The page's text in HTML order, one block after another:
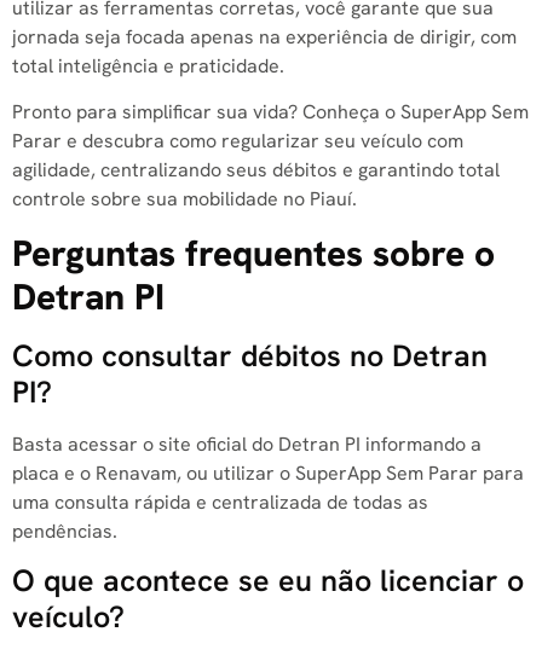
utilizar as ferramentas corretas, você garante que sua
jornada seja focada apenas na experiência de dirigir, com
total inteligência e praticidade.
Pronto para simplificar sua vida? Conheça o SuperApp Sem
Parar e descubra como regularizar seu veículo com
agilidade, centralizando seus débitos e garantindo total
controle sobre sua mobilidade no Piauí.
Perguntas frequentes sobre o
Detran PI
Como consultar débitos no Detran
PI?
Basta acessar o site oficial do Detran PI informando a
placa e o Renavam, ou utilizar o SuperApp Sem Parar para
uma consulta rápida e centralizada de todas as
pendências.
O que acontece se eu não licenciar o
veículo?